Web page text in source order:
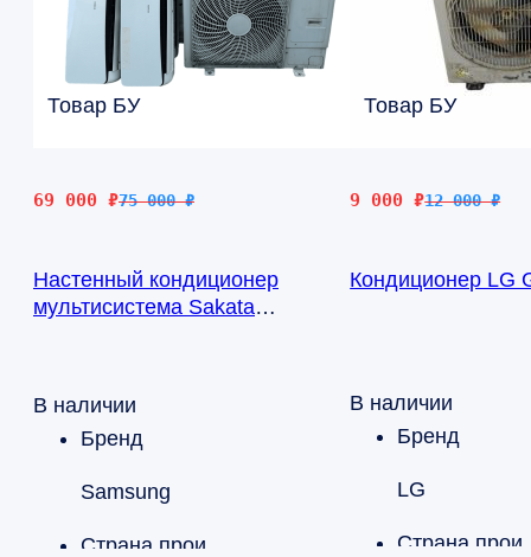
Товар БУ
75 000₽
Первоначальная
75
000 ₽.
69 000 ₽
Текущая
000 ₽.
Настенный кондиционер
мультисистема Sakata
В наличии
Бренд
Samsung
Товар БУ
12 000₽
Первоначальная
12
9 000₽
Текущая
000 ₽.
Кондиционер LG
В наличии
Бренд
LG